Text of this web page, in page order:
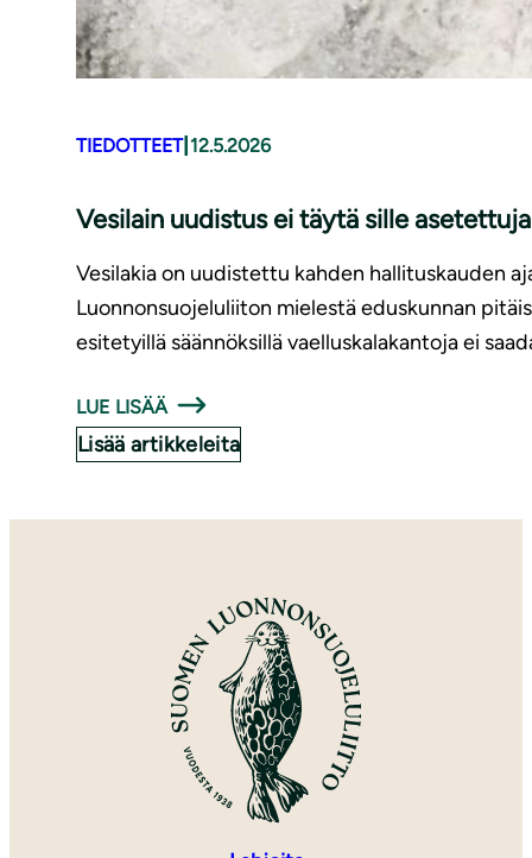
TIEDOTTEET| 12.5.2026
Vesilain uudistus ei täytä sille
Vesilakia on uudistettu kahden hallituskauden
Luonnonsuojeluliiton mielestä eduskunnan
esitetyillä säännöksillä vaelluskalakantoja ei
LUE LISÄÄ
Lisää artikkeleita